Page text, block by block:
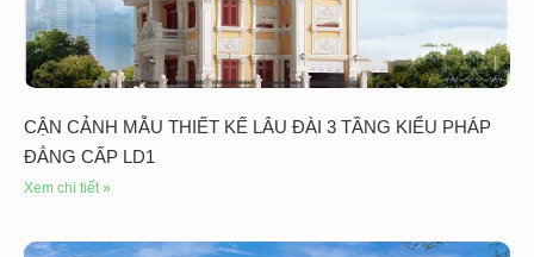
CẬN CẢNH MẪU THIẾT KẾ LÂU ĐÀI 3 TẦNG KIỂU PHÁP
ĐẲNG CẤP LD1
Xem chi tiết »